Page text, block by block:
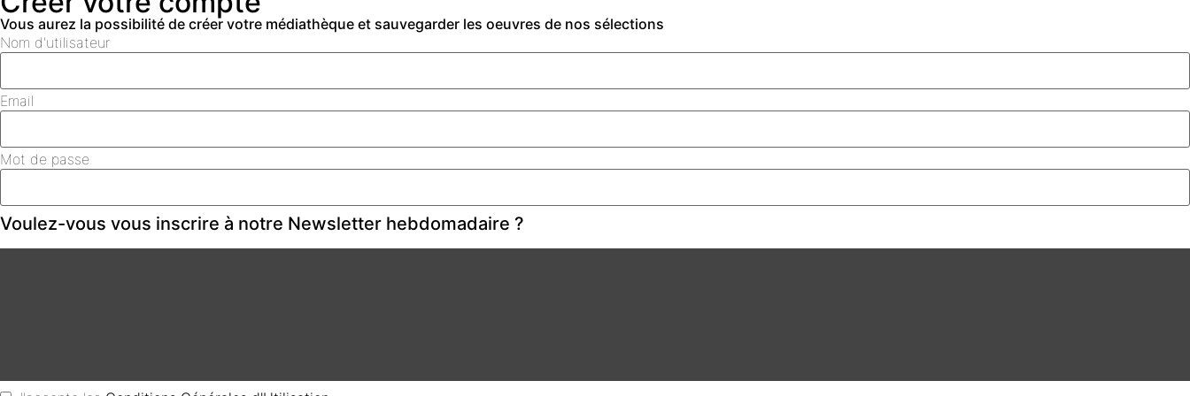
Vous aurez la possibilité de créer votre médiathèque et sauvegarder les oeuvres de nos sélections
Nom d'utilisateur
Email
Mot de passe
Voulez-vous vous inscrire à notre Newsletter hebdomadaire ?